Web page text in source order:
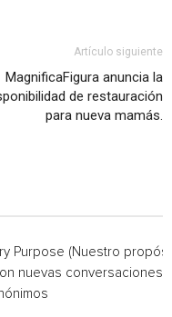
Artículo siguiente
MagnificaFigura anuncia la
de restauración
para nueva mamás.
Purpose (Nuestro
nuevas conversaciones